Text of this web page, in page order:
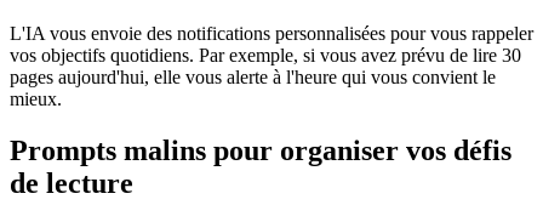
L'IA vous envoie des notifications personnalisées pour vous rappeler
vos objectifs quotidiens. Par exemple, si vous avez prévu de lire 30
pages aujourd'hui, elle vous alerte à l'heure qui vous convient le
mieux.
Prompts malins pour organiser vos défis
de lecture